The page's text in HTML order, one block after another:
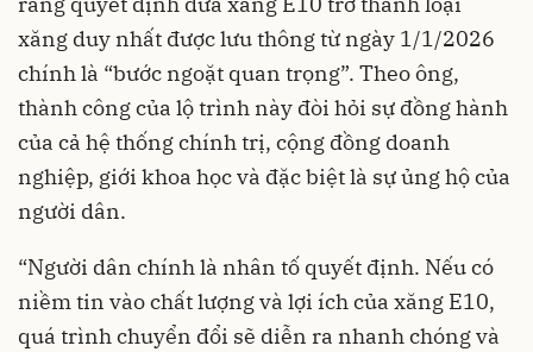
xăng duy nhất được lưu thông từ ngày 1/1/2026
chính là “bước ngoặt quan trọng”. Theo ông,
thành công của lộ trình này đòi hỏi sự đồng hành
của cả hệ thống chính trị, cộng đồng doanh
nghiệp, giới khoa học và đặc biệt là sự ủng hộ của
người dân.
“Người dân chính là nhân tố quyết định. Nếu có
niềm tin vào chất lượng và lợi ích của xăng E10,
quá trình chuyển đổi sẽ diễn ra nhanh chóng và